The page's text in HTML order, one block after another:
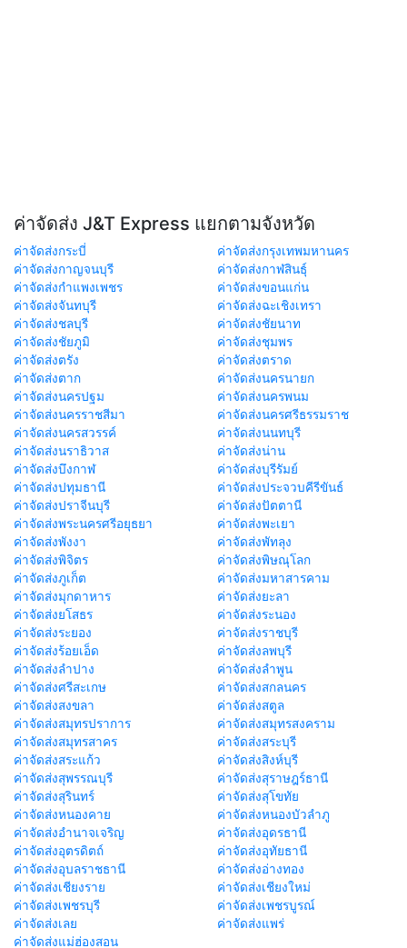
ค่าจัดส่ง J&T Express แยกตามจังหวัด
ค่าจัดส่งกระบี่
ค่าจัดส่งกรุงเทพมหานคร
ค่าจัดส่งกาญจนบุรี
ค่าจัดส่งกาฬสินธุ์
ค่าจัดส่งกำแพงเพชร
ค่าจัดส่งขอนแก่น
ค่าจัดส่งจันทบุรี
ค่าจัดส่งฉะเชิงเทรา
ค่าจัดส่งชลบุรี
ค่าจัดส่งชัยนาท
ค่าจัดส่งชัยภูมิ
ค่าจัดส่งชุมพร
ค่าจัดส่งตรัง
ค่าจัดส่งตราด
ค่าจัดส่งตาก
ค่าจัดส่งนครนายก
ค่าจัดส่งนครปฐม
ค่าจัดส่งนครพนม
ค่าจัดส่งนครราชสีมา
ค่าจัดส่งนครศรีธรรมราช
ค่าจัดส่งนครสวรรค์
ค่าจัดส่งนนทบุรี
ค่าจัดส่งนราธิวาส
ค่าจัดส่งน่าน
ค่าจัดส่งบึงกาฬ
ค่าจัดส่งบุรีรัมย์
ค่าจัดส่งปทุมธานี
ค่าจัดส่งประจวบคีรีขันธ์
ค่าจัดส่งปราจีนบุรี
ค่าจัดส่งปัตตานี
ค่าจัดส่งพระนครศรีอยุธยา
ค่าจัดส่งพะเยา
ค่าจัดส่งพังงา
ค่าจัดส่งพัทลุง
ค่าจัดส่งพิจิตร
ค่าจัดส่งพิษณุโลก
ค่าจัดส่งภูเก็ต
ค่าจัดส่งมหาสารคาม
ค่าจัดส่งมุกดาหาร
ค่าจัดส่งยะลา
ค่าจัดส่งยโสธร
ค่าจัดส่งระนอง
ค่าจัดส่งระยอง
ค่าจัดส่งราชบุรี
ค่าจัดส่งร้อยเอ็ด
ค่าจัดส่งลพบุรี
ค่าจัดส่งลำปาง
ค่าจัดส่งลำพูน
ค่าจัดส่งศรีสะเกษ
ค่าจัดส่งสกลนคร
ค่าจัดส่งสงขลา
ค่าจัดส่งสตูล
ค่าจัดส่งสมุทรปราการ
ค่าจัดส่งสมุทรสงคราม
ค่าจัดส่งสมุทรสาคร
ค่าจัดส่งสระบุรี
ค่าจัดส่งสระแก้ว
ค่าจัดส่งสิงห์บุรี
ค่าจัดส่งสุพรรณบุรี
ค่าจัดส่งสุราษฎร์ธานี
ค่าจัดส่งสุรินทร์
ค่าจัดส่งสุโขทัย
ค่าจัดส่งหนองคาย
ค่าจัดส่งหนองบัวลำภู
ค่าจัดส่งอำนาจเจริญ
ค่าจัดส่งอุดรธานี
ค่าจัดส่งอุตรดิตถ์
ค่าจัดส่งอุทัยธานี
ค่าจัดส่งอุบลราชธานี
ค่าจัดส่งอ่างทอง
ค่าจัดส่งเชียงราย
ค่าจัดส่งเชียงใหม่
ค่าจัดส่งเพชรบุรี
ค่าจัดส่งเพชรบูรณ์
ค่าจัดส่งเลย
ค่าจัดส่งแพร่
ค่าจัดส่งแม่ฮ่องสอน